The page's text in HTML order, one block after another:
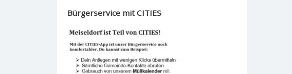
Bürgerservice mit CITIES